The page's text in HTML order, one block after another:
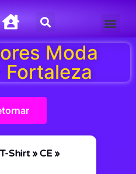
Moda
Shirt » CE »